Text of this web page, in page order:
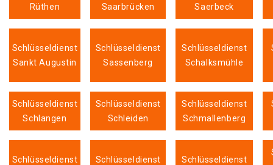
Rüthen Saarbrücken Saerbeck
Schlüsseldienst
Sankt Augustin
Schlüsseldienst
Sassenberg
Schlüsseldienst
Schalksmühle
Schlüsseldienst
Schlangen
Schlüsseldienst
Schleiden
Schlüsseldienst
Schmallenberg
Schlüsseldienst
Schlüsseldienst
Schlüsseldienst